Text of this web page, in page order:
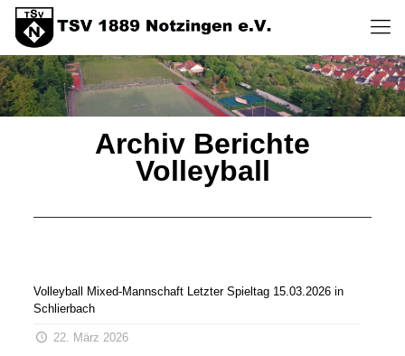
Archiv Berichte
Volleyball
Volleyball Mixed-Mannschaft Letzter Spieltag 15.03.2026 in
Schlierbach
22. März 2026